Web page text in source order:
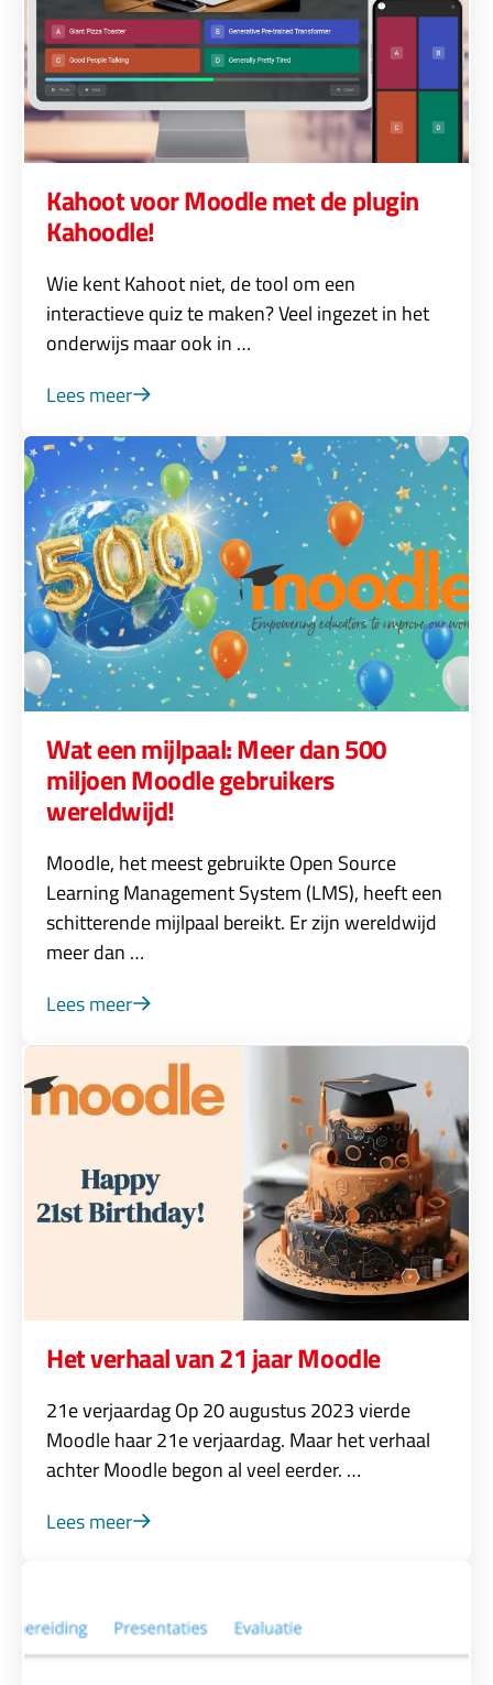
Kahoot voor Moodle met de plugin
Kahoodle!
Wie kent Kahoot niet, de tool om een
interactieve quiz te maken? Veel ingezet in het
onderwijs maar ook in …
Lees meer
Wat een mijlpaal: Meer dan 500
miljoen Moodle gebruikers
wereldwijd!
Moodle, het meest gebruikte Open Source
Learning Management System (LMS), heeft een
schitterende mijlpaal bereikt. Er zijn wereldwijd
meer dan …
Lees meer
Het verhaal van 21 jaar Moodle
21e verjaardag Op 20 augustus 2023 vierde
Moodle haar 21e verjaardag. Maar het verhaal
achter Moodle begon al veel eerder. …
Lees meer